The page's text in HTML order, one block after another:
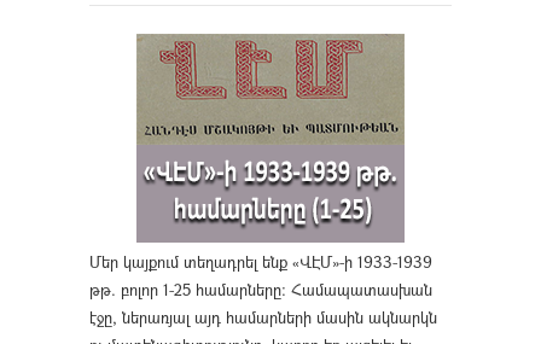
Մեր կայքում տեղադրել ենք «ՎԷՄ»-ի 1933-1939
թթ. բոլոր 1-25 համարները։ Համապատասխան
էջը, ներառյալ այդ համարների մասին ակնարկն